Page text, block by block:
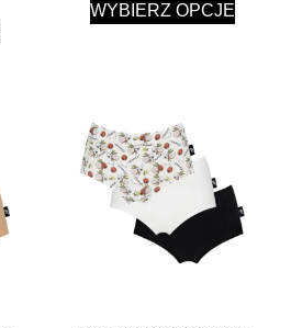
WYBIERZ OPCJE